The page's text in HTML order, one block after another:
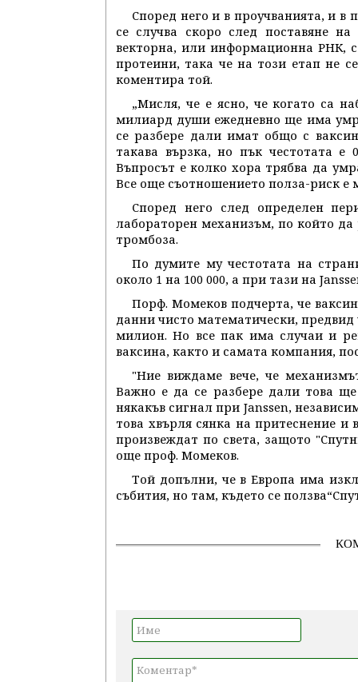
Според него и в проучванията, и в
се случва скоро след поставяне
векторна, или информационна РНК,
протеини, така че на този етап не
коментира той.
„Мисля, че е ясно, че когато са
милиард души ежедневно ще има
се разбере дали имат общо с
такава вързка, но пък честотата е
Въпросът е колко хора трябва да
Все още съотношението полза-риск е
Според него след определен
лабораторен механизъм, по който
тромбоза.
По думите му честотата на
около 1 на 100 000, а при тази на
Порф. Момеков подчерта, че
данни чисто математически,
милион. Но все пак има случаи и
ваксина, както и самата компания,
"Ние виждаме вече, че
Важно е да се разбере дали това
някакъв сигнал при Janssen,
това хвърля сянка на притеснение и
произвеждат по света, защото
още проф. Момеков.
Той допълни, че в Европа има
събития, но там, където се